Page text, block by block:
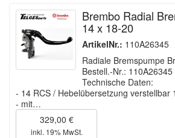
Brembo Radial
14 x 18-20
ArtikelNr.: 110A26345
Radiale Bremspumpe
Bestell.-Nr.: 110A26345
Technische Daten:
- 14 RCS / Hebelübersetzung verstellbar
- mit…
329,00 €
inkl. 19% MwSt.